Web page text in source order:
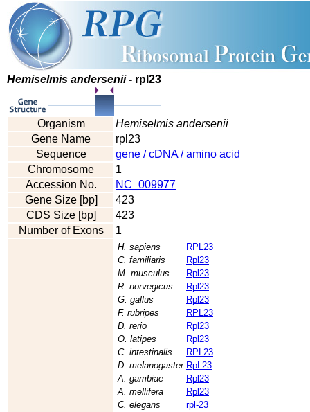
Hemiselmis andersenii- rpl23
Organism
Hemiselmis andersenii
Gene Name
rpl23
Sequence
gene / cDNA / amino acid
Chromosome
1
Accession No.
NC_009977
Gene Size [bp]
423
CDS Size [bp]
423
Number of Exons
1
H. sapiens
RPL23
C. familiaris
Rpl23
M. musculus
Rpl23
R. norvegicus
Rpl23
G. gallus
Rpl23
F. rubripes
RPL23
D. rerio
Rpl23
O. latipes
Rpl23
C. intestinalis
RPL23
D. melanogaster RpL23
A. gambiae
Rpl23
A. mellifera
Rpl23
C. elegans
rpl-23